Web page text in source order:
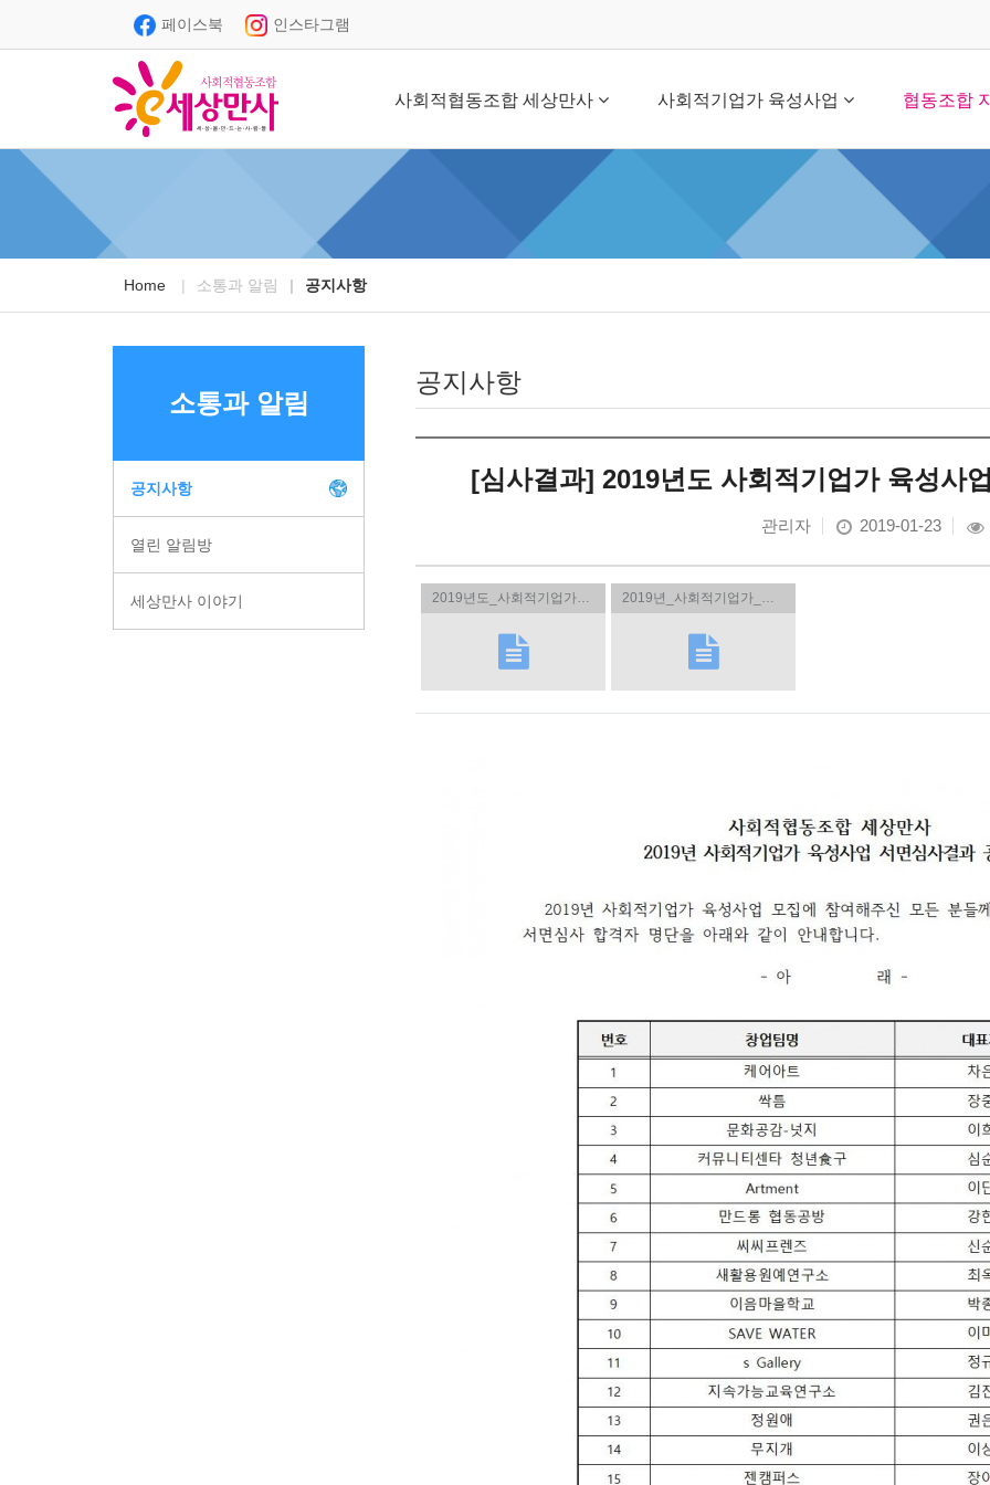
페이스북 인스타그램
사회적협동조합 세상만사 사회적기업가 육성사업 협동조합
Home 소통과 알림 공지사항
소통과 알림
공지사항
열린 알림방
세상만사 이야기
공지사항
[심사결과] 2019년도 사회적기업가 육성사
관리자 2019-01-23
2019년도_사회적기업가_육성사업_심층면접안내.hwp(826KB) 2019년_사회적기업가_육성사업_서면심사결과_공고.hwp(16KB)